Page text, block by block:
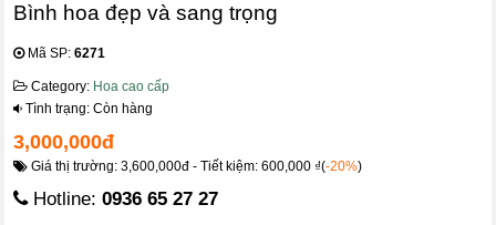
Bình hoa đẹp và sang trọng
Mã SP:6271
Category: Hoa cao cấp
Tình trạng: Còn hàng
3,000,000đ
Giá thị trường: 3,600,000đ - Tiết kiệm: 600,000 ₫(-20%)
Hotline:0936 65 27 27